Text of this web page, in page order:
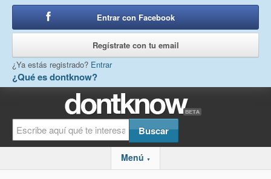
¿Qué es dontknow?
Entrar con Facebook
Regístrate con tu email
¿Ya estás registrado? Entrar
Menú ▼